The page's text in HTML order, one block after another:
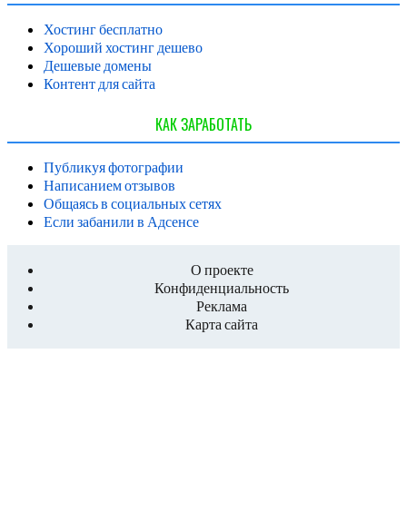
Хостинг бесплатно
Хороший хостинг дешево
Дешевые домены
Контент для сайта
КАК ЗАРАБОТАТЬ
Публикуя фотографии
Написанием отзывов
Общаясь в социальных сетях
Если забанили в Адсенсе
О проекте
Конфиденциальность
Реклама
Карта сайта